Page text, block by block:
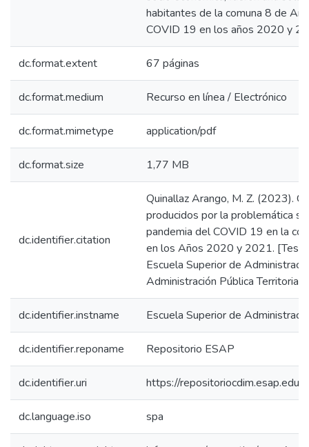
habitantes de la comuna 8 de
COVID 19 en los años 2020 y
dc.format.extent 67 páginas
dc.format.medium Recurso en línea / Electrónico
dc.format.mimetype application/pdf
dc.format.size 1,77 MB
dc.identifier.citation
Quinallaz Arango, M. Z. (2023).
producidos por la problemática
pandemia del COVID 19 en la
en los Años 2020 y 2021. [Tesis
Escuela Superior de
Administración Pública Territorial.
dc.identifier.instname Escuela Superior de
dc.identifier.reponame Repositorio ESAP
dc.identifier.uri https://
dc.language.iso spa